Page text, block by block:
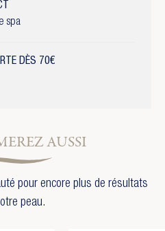
spa
DÈS 70€
AUSSI
pour encore plus de résultats
peau.